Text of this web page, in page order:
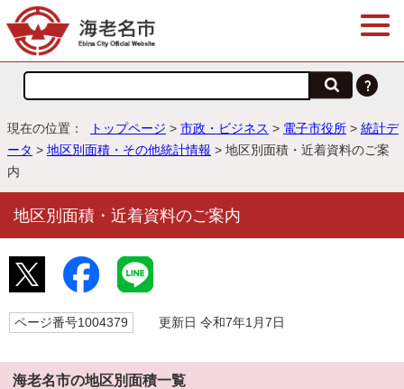
現在の位置： トップページ > 市政・ビジネス > 電子市役所 > 統計デ
ータ > 地区別面積・その他統計情報 > 地区別面積・近着資料のご案
内
地区別面積・近着資料のご案内
ページ番号1004379 更新日 令和7年1月7日
海老名市の地区別面積一覧